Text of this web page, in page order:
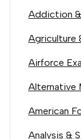
Addiction
Agriculture
Airforce
Alternative
American
Analysis &